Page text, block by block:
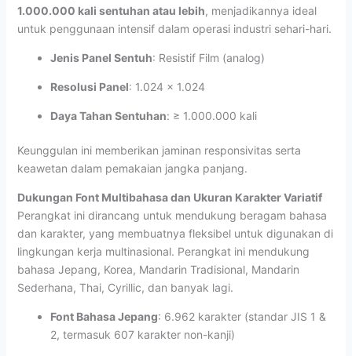
1.000.000 kali sentuhan atau lebih, menjadikannya ideal
untuk penggunaan intensif dalam operasi industri sehari-hari.
Jenis Panel Sentuh: Resistif Film (analog)
Resolusi Panel: 1.024 x 1.024
Daya Tahan Sentuhan: ≥ 1.000.000 kali
Keunggulan ini memberikan jaminan responsivitas serta
keawetan dalam pemakaian jangka panjang.
Dukungan Font Multibahasa dan Ukuran Karakter Variatif
Perangkat ini dirancang untuk mendukung beragam bahasa
dan karakter, yang membuatnya fleksibel untuk digunakan di
lingkungan kerja multinasional. Perangkat ini mendukung
bahasa Jepang, Korea, Mandarin Tradisional, Mandarin
Sederhana, Thai, Cyrillic, dan banyak lagi.
Font Bahasa Jepang: 6.962 karakter (standar JIS 1 &
2, termasuk 607 karakter non-kanji)